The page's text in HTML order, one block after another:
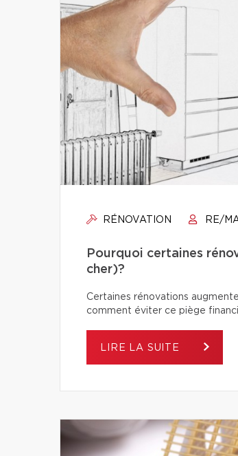
RÉNOVATION RE/
Pourquoi certaines
cher)?
Certaines rénovations
comment éviter ce piège
LIRE LA SUITE